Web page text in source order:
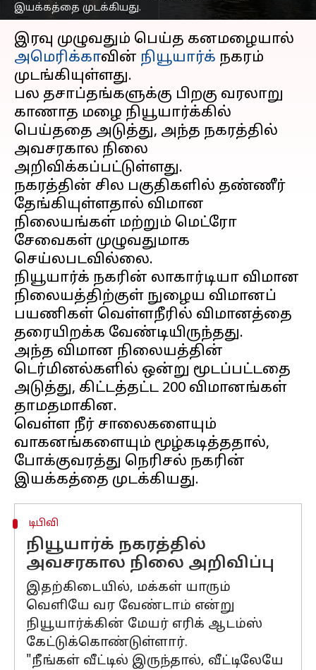
இயக்கத்தை முடக்கியது.
செய்தி முன்னோட்டம்
இரவு முழுவதும் பெய்த கனமழையால்
அமெரிக்காவின் நியூயார்க் நகரம்
முடங்கியுள்ளது.
பல தசாப்தங்களுக்கு பிறகு வரலாறு
காணாத மழை நியூயார்க்கில்
பெய்ததை அடுத்து, அந்த நகரத்தில்
அவசரகால நிலை
அறிவிக்கப்பட்டுள்ளது.
நகரத்தின் சில பகுதிகளில் தண்ணீர்
தேங்கியுள்ளதால் விமான
நிலையங்கள் மற்றும் மெட்ரோ
சேவைகள் முழுவதுமாக
செய்லபடவில்லை.
நியூயார்க் நகரின் லாகார்டியா விமான
நிலையத்திற்குள் நுழைய விமானப்
பயணிகள் வெள்ளநீரில் விமானத்தை
தரையிறக்க வேண்டியிருந்தது.
அந்த விமான நிலையத்தின்
டெர்மினல்களில் ஒன்று மூடப்பட்டதை
அடுத்து, கிட்டத்தட்ட 200 விமானங்கள்
தாமதமாகின.
வெள்ள நீர் சாலைகளையும்
வாகனங்களையும் மூழ்கடித்ததால்,
போக்குவரத்து நெரிசல் நகரின்
டிபிவி
நியூயார்க் நகரத்தில்
அவசரகால நிலை அறிவிப்பு
இதற்கிடையில், மக்கள் யாரும்
வெளியே வர வேண்டாம் என்று
நியூயார்க்கின் மேயர் எரிக் ஆடம்ஸ்
கேட்டுக்கொண்டுள்ளார்.
"நீங்கள் வீட்டில் இருந்தால், வீட்டிலேயே